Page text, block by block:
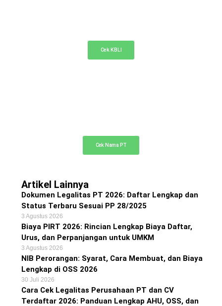
Cek KBLI
Cek Nama PT
Artikel Lainnya
Dokumen Legalitas PT 2026: Daftar Lengkap dan
Status Terbaru Sesuai PP 28/2025
3 Agustus 2026
Biaya PIRT 2026: Rincian Lengkap Biaya Daftar,
Urus, dan Perpanjangan untuk UMKM
3 Agustus 2026
NIB Perorangan: Syarat, Cara Membuat, dan Biaya
Lengkap di OSS 2026
30 Juli 2026
Cara Cek Legalitas Perusahaan PT dan CV
Terdaftar 2026: Panduan Lengkap AHU, OSS, dan